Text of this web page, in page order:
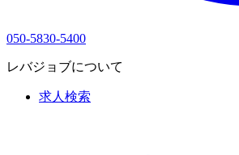
050-5830-5400
レバジョブについて
求人検索